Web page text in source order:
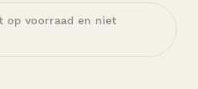
op voorraad en niet